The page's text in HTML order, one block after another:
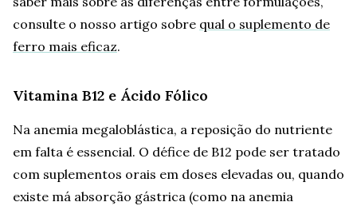
consulte o nosso artigo sobre qual o suplemento de
ferro mais eficaz.
Vitamina B12 e Ácido Fólico
Na anemia megaloblástica, a reposição do nutriente
em falta é essencial. O défice de B12 pode ser tratado
com suplementos orais em doses elevadas ou, quando
existe má absorção gástrica (como na anemia